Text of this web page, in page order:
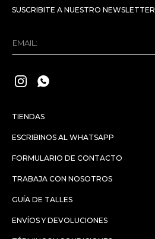
TIENDAS
ESCRIBINOS AL WHATSAPP
FORMULARIO DE CONTACTO
TRABAJA CON NOSOTROS
GUÍA DE TALLES
ENVÍOS Y DEVOLUCIONES
SUSCRIBITE A NUESTRO NEWSLETTER
 